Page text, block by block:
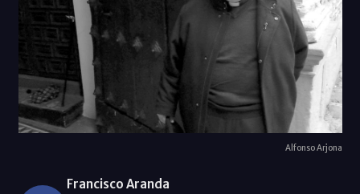
Alfonso Arjona
Francisco Aranda